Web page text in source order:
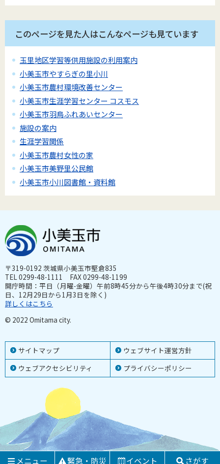
このページを見た人はこんなページも見ています
玉里地区学習等供用施設の利用案内
小美玉市やすらぎの里小川
小美玉市農村環境改善センター
小美玉市生涯学習センター コスモス
小美玉市羽鳥ふれあいセンター
施設の案内
生涯学習関係
小美玉市農村女性の家
小美玉市美野里公民館
小美玉市小川図書館・資料館
サイトマップ
ウェブサイト運営方針
ウェブアクセシビリティ
プライバシーポリシー
〒319-0192 茨城県小美玉市堅倉835
TEL 0299-48-1111 FAX 0299-48-1199
開庁時間：平日（月曜-金曜）午前8時45分から午後4時30分まで(祝
日、12月29日から1月3日を除く)
詳しくはこちら
© 2022 Omitama city.
メニュー 緊急・防災 イベント さがす